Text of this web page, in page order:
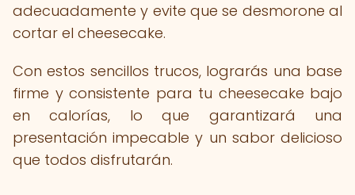
adecuadamente y evite que se desmorone al
cortar el cheesecake.
Con estos sencillos trucos, lograrás una base
firme y consistente para tu cheesecake bajo
en calorías, lo que garantizará una
presentación impecable y un sabor delicioso
que todos disfrutarán.